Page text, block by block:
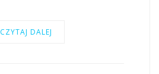
CZYTAJ DALEJ